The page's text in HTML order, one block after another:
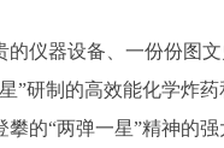
的仪器设备、一份份图
”研制的高效能化学炸
的“两弹一星”精神的